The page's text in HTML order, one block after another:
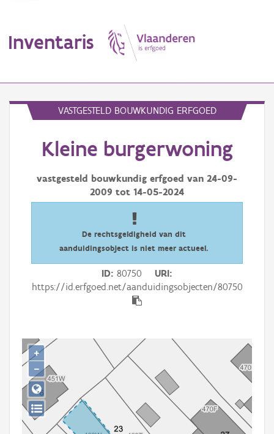
Inventaris
Erfgoedobject
Aanduidingsobject
Waarneming
Persoon of collectief
Aanmelden
VASTGESTELD BOUWKUNDIG ERFGOED
Kleine burgerwoning
vastgesteld bouwkundig erfgoed van 24-09-
2009 tot 14-05-2024
De rechtsgeldigheid van dit
aanduidingsobject is niet meer actueel.
ID 80750
URI
https://id.erfgoed.net/aanduidingsobjecten/80750
+
−